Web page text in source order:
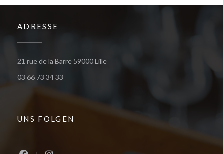
ADRESSE
21 rue de la Barre 59000 Lille((öffnet ein neues Fenster))
03 66 73 34 33
UNS FOLGEN